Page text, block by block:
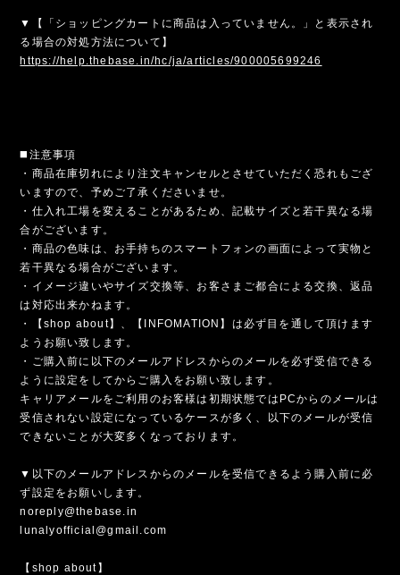
▼【「ショッピングカートに商品は入っていません。」と表示され
る場合の対処方法について】
https://help.thebase.in/hc/ja/articles/900005699246
◼️注意事項
・商品在庫切れにより注文キャンセルとさせていただく恐れもござ
いますので、予めご了承くださいませ。
・仕入れ工場を変えることがあるため、記載サイズと若干異なる場
合がございます。
・商品の色味は、お手持ちのスマートフォンの画面によって実物と
若干異なる場合がございます。
・イメージ違いやサイズ交換等、お客さまご都合による交換、返品
は対応出来かねます。
・【shop about】、【INFOMATION】は必ず目を通して頂けます
ようお願い致します。
・ご購入前に以下のメールアドレスからのメールを必ず受信できる
ように設定をしてからご購入をお願い致します。
キャリアメールをご利用のお客様は初期状態ではPCからのメールは
受信されない設定になっているケースが多く、以下のメールが受信
できないことが大変多くなっております。
▼以下のメールアドレスからのメールを受信できるよう購入前に必
ず設定をお願いします。
noreply@thebase.in
lunalyofficial@gmail.com
【shop about】